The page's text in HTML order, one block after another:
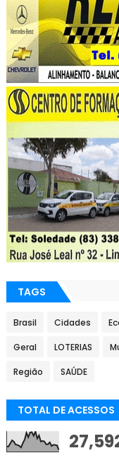
TAGS
Brasil Cidades
Geral LOTERIAS
Região SAÚDE
TOTAL DE ACESSOS